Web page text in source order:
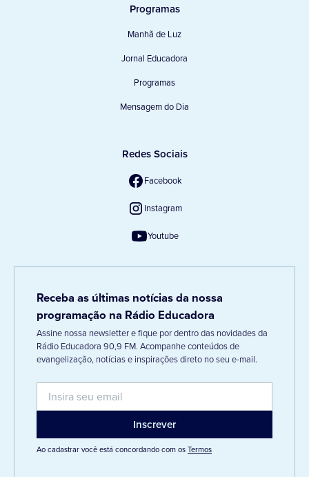
Programas
Manhã de Luz
Jornal Educadora
Programas
Mensagem do Dia
Redes Sociais
Facebook
Instagram
Youtube
Receba as últimas notícias da nossa
programação na Rádio Educadora
Assine nossa newsletter e fique por dentro das novidades da
Rádio Educadora 90,9 FM. Acompanhe conteúdos de
evangelização, notícias e inspirações direto no seu e-mail.
Ao cadastrar você está concordando com osTermos